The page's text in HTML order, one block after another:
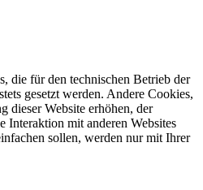
die für den technischen Betrieb der
gesetzt werden. Andere Cookies,
dieser Website erhöhen, der
Interaktion mit anderen Websites
sollen, werden nur mit Ihrer